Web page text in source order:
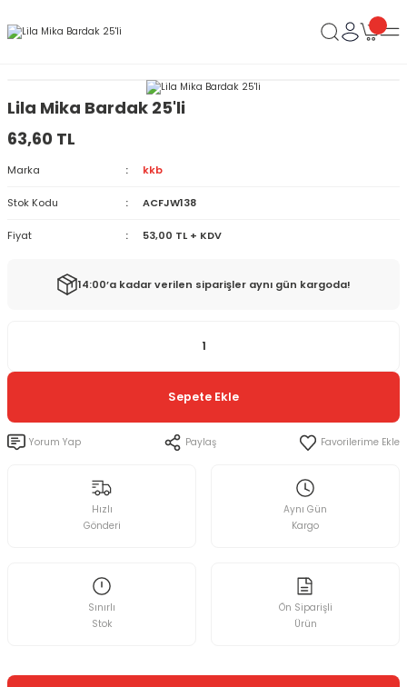
Lila Mika Bardak 25'li
63,60 TL
Marka kkb
Stok Kodu ACFJW138
Fiyat 53,00 TL + KDV
14:00’a kadar verilen siparişler aynı gün kargoda!
Sepete Ekle
Yorum Yap Paylaş
Hızlı
Gönderi
Aynı Gün
Kargo
Sınırlı
Stok
Ön Siparişli
Ürün